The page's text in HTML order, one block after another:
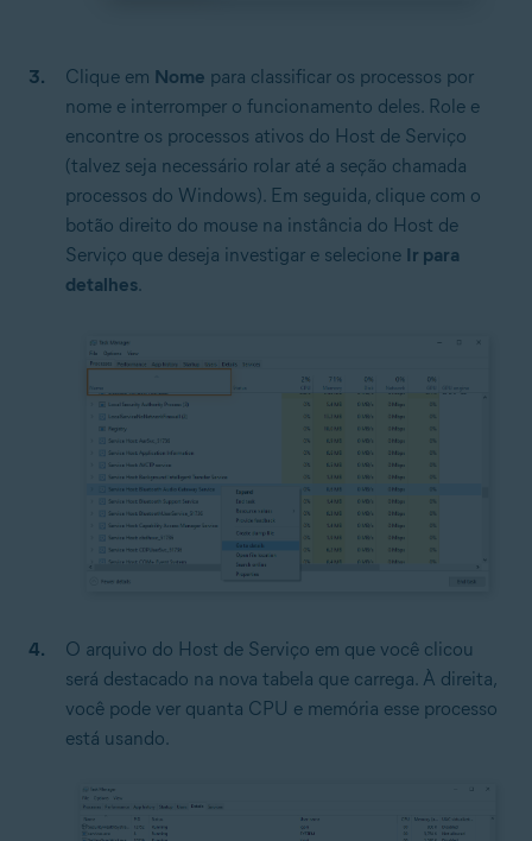
Clique em Nome para classificar os processos por
nome e interromper o funcionamento deles. Role e
encontre os processos ativos do Host de Serviço
(talvez seja necessário rolar até a seção chamada
processos do Windows). Em seguida, clique com o
botão direito do mouse na instância do Host de
Serviço que deseja investigar e selecione Ir para
detalhes.
O arquivo do Host de Serviço em que você clicou
será destacado na nova tabela que carrega. À direita,
você pode ver quanta CPU e memória esse processo
está usando.